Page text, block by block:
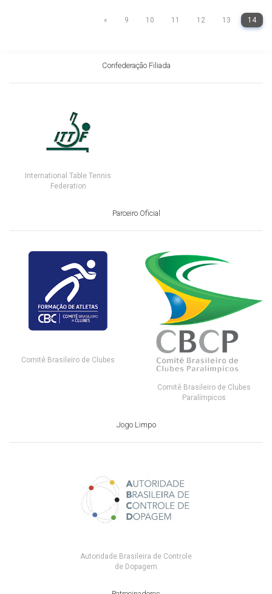
« 9 10 11 12 13 14
Confederação Filiada
International Table Tennis
Federation
Parceiro Oficial
Comitê Brasileiro de Clubes
Comitê Brasileiro de Clubes
Paralímpicos
Jogo Limpo
Autoridade Brasileira de Controle
de Dopagem